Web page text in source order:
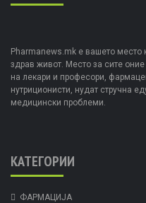
Pharmanews.mk е вашето место
здрав живот. Место за сите
на лекари и професори,
нутриционисти, нудат стручна
медицински проблеми.
КАТЕГОРИИ
ФАРМАЦИЈА